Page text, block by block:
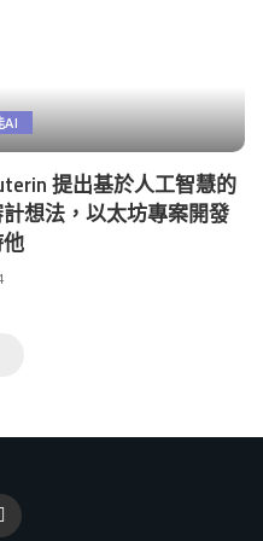
AI
提出基於人工智慧的
想法，以太坊專案開發